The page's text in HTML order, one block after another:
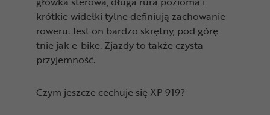
krótkie widełki tylne definiują zachowanie
roweru. Jest on bardzo skrętny, pod górę
tnie jak e-bike. Zjazdy to także czysta
przyjemność.
Czym jeszcze cechuje się XP 919?